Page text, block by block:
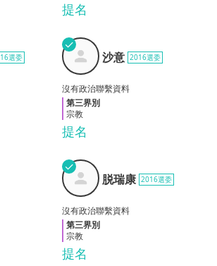
提名
選委 沙意
✓
提名
沙意 2016選委
沒有政治聯繫資料
第三界別
宗教
脱瑞
康
✓
提名
脱瑞康 2016選委
沒有政治聯繫資料
第三界別
宗教